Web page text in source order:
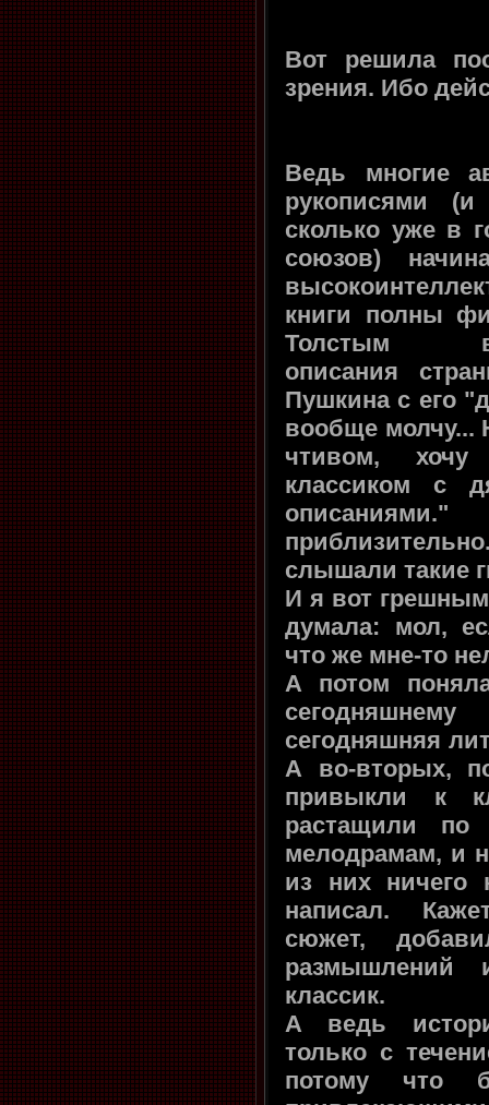
Вот решила
зрения. Ибо
Ведь многие
рукописями
сколько уже в
союзов)
книги полны
Толстым
описания
Пушкина с его
вообще молчу...
чтивом,
классиком с
слышали такие
И я вот
думала: мол,
что же мне-то
А потом
сегодняшняя
А во-вторых,
привыкли к
растащили
мелодрамам, и
из них ничего
написал.
сюжет,
классик.
А ведь
только с
потому что